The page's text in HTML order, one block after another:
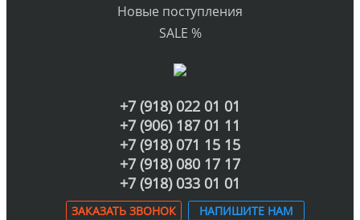
Новые поступления
SALE %
+7 (918) 022 01 01
+7 (906) 187 01 11
+7 (918) 071 15 15
+7 (918) 080 17 17
+7 (918) 033 01 01
ЗАКАЗАТЬ ЗВОНОК НАПИШИТЕ НАМ